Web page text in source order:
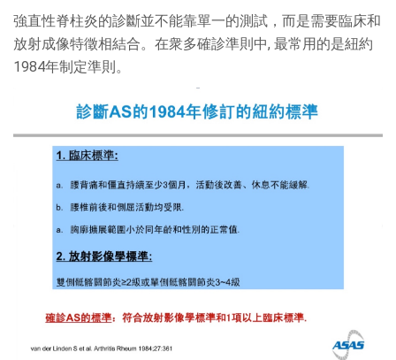
強直性脊柱炎的診斷並不能靠單一的測試，而是需要臨床和
放射成像特徵相結合。在衆多確診準則中, 最常用的是紐約
1984年制定準則。